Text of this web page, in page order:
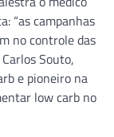
“as campanhas
no controle das
Souto,
e pioneiro na
low carb no